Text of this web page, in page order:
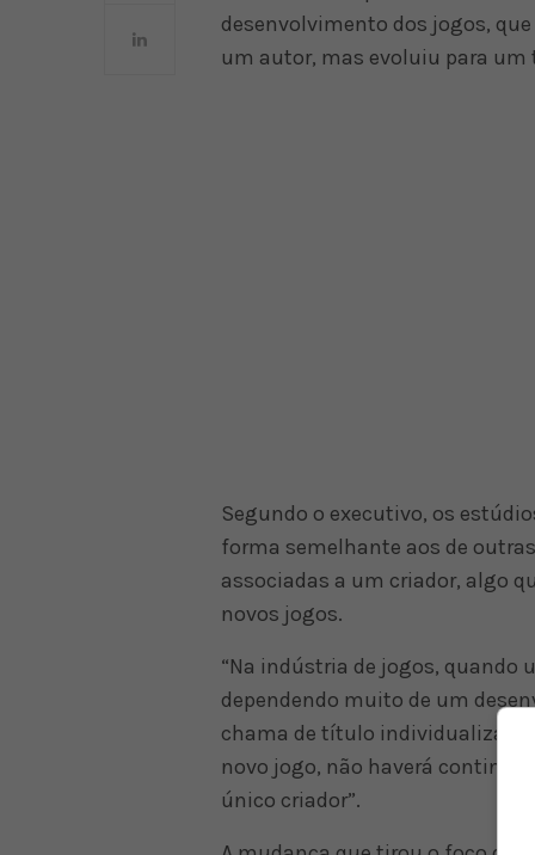
desenvolvimento dos jogos,
um autor, mas evoluiu para
Segundo o executivo, os
forma semelhante aos de
associadas a um criador, algo
novos jogos.
“Na indústria de jogos, quando
dependendo muito de um
chama de título
novo jogo, não haverá
único criador”.